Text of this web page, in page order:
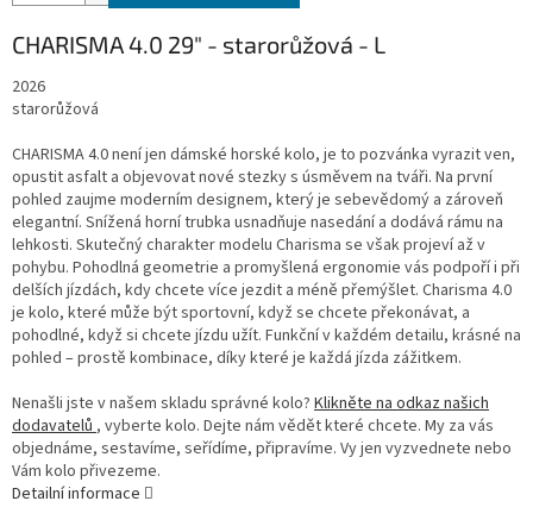
CHARISMA 4.0 29" - starorůžová - L
2026
starorůžová
CHARISMA 4.0 není jen dámské horské kolo, je to pozvánka vyrazit ven,
opustit asfalt a objevovat nové stezky s úsměvem na tváři. Na první
pohled zaujme moderním designem, který je sebevědomý a zároveň
elegantní. Snížená horní trubka usnadňuje nasedání a dodává rámu na
lehkosti. Skutečný charakter modelu Charisma se však projeví až v
pohybu. Pohodlná geometrie a promyšlená ergonomie vás podpoří i při
delších jízdách, kdy chcete více jezdit a méně přemýšlet. Charisma 4.0
je kolo, které může být sportovní, když se chcete překonávat, a
pohodlné, když si chcete jízdu užít. Funkční v každém detailu, krásné na
pohled – prostě kombinace, díky které je každá jízda zážitkem.
Nenašli jste v našem skladu správné kolo? Klikněte na odkaz našich
dodavatelů, vyberte kolo. Dejte nám vědět které chcete. My za vás
objednáme, sestavíme, seřídíme, připravíme. Vy jen vyzvednete nebo
Vám kolo přivezeme.
Detailní informace